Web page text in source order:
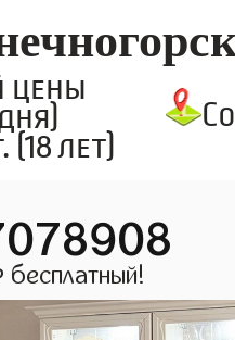
цены
(18 лет)